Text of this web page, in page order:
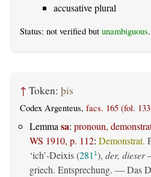
accusative plural
Status: not verified but unambiguous.
↑ Token: þis
Codex Argenteus, facs. 165 (fol.
Lemmasa: pronoun,
WS 1910, p. 112: Demonstrat.
‘ich’-Deixis (281 1), der, dieser
griech. Entsprechung. — Das